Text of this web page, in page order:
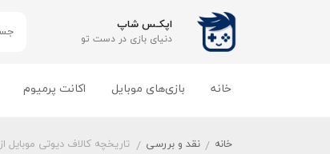
اپکـس شاپ
دنیای بازی‌ در دست تو
خانه بازی‌های موبایل اکانت پرمیوم
خانه / نقد و بررسی / تاریخچه کالاف دیوتی موبایل از 2003 تا امروزه | تحول و آپدیت‌ها